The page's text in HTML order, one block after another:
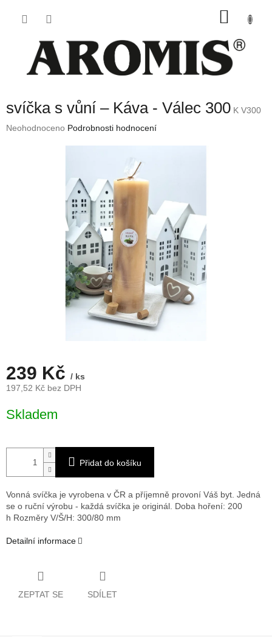
svíčka s vůní – Káva - Válec 300 K V300
Průměrné
Neohodnoceno Podrobnosti hodnocení
239 Kč / ks
197,52 Kč bez DPH
cena:
Skladem
Přidat do košíku
Vonná svíčka je vyrobena v ČR a příjemně provoní Váš byt. Jedná
se o ruční výrobu - každá svíčka je originál. Doba hoření: 200
h Rozměry V/Š/H: 300/80 mm
Detailní informace
ZEPTAT SE SDÍLET